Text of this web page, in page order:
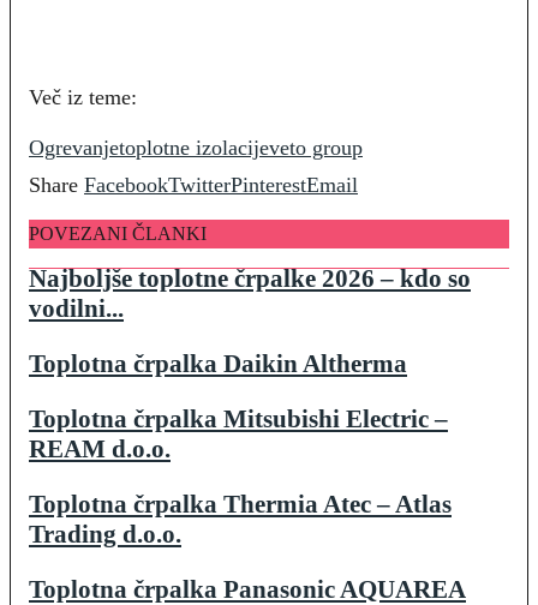
Več iz teme:
Ogrevanjetoplotne izolacijeveto group
Share FacebookTwitterPinterestEmail
POVEZANI ČLANKI
Najboljše toplotne črpalke 2026 – kdo so
vodilni...
Toplotna črpalka Daikin Altherma
Toplotna črpalka Mitsubishi Electric –
REAM d.o.o.
Toplotna črpalka Thermia Atec – Atlas
Trading d.o.o.
Toplotna črpalka Panasonic AQUAREA